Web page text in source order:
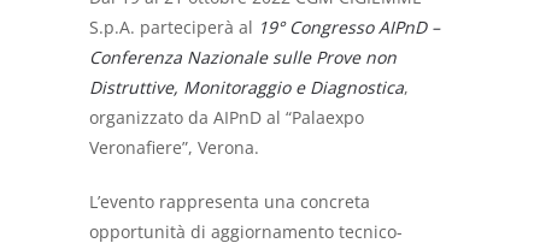
S.p.A. parteciperà al 19° Congresso AIPnD –
Conferenza Nazionale sulle Prove non
Distruttive, Monitoraggio e Diagnostica,
organizzato da AIPnD al “Palaexpo
Veronafiere”, Verona.
L’evento rappresenta una concreta
opportunità di aggiornamento tecnico-